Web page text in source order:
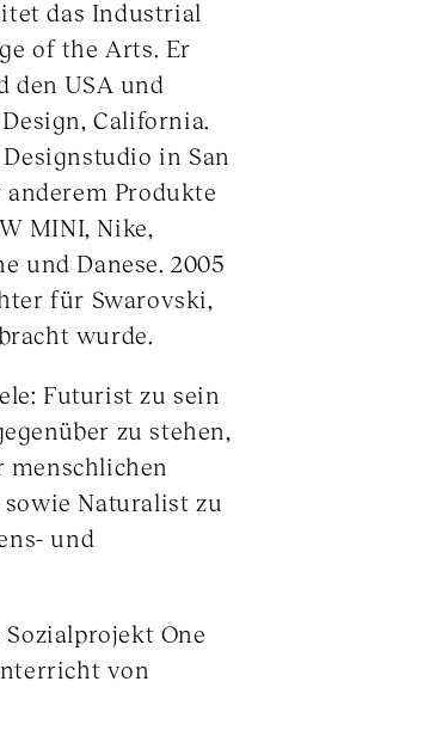
das Industrial
of the Arts. Er
den USA und
California.
in San
Produkte
MINI, Nike,
und Danese. 2005
für Swarovski,
wurde.
Futurist zu sein
zu stehen,
Naturalist zu
und
One
von